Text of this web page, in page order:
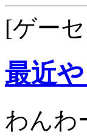
[ゲー
最近
わんわ